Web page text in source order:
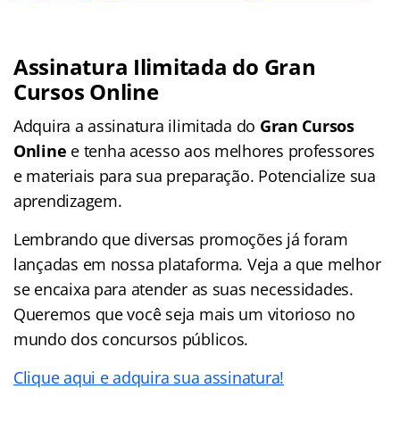
Assinatura Ilimitada do Gran
Cursos Online
Adquira a assinatura ilimitada do Gran Cursos
Online e tenha acesso aos melhores professores
e materiais para sua preparação. Potencialize sua
aprendizagem.
Lembrando que diversas promoções já foram
lançadas em nossa plataforma. Veja a que melhor
se encaixa para atender as suas necessidades.
Queremos que você seja mais um vitorioso no
mundo dos concursos públicos.
Clique aqui e adquira sua assinatura!